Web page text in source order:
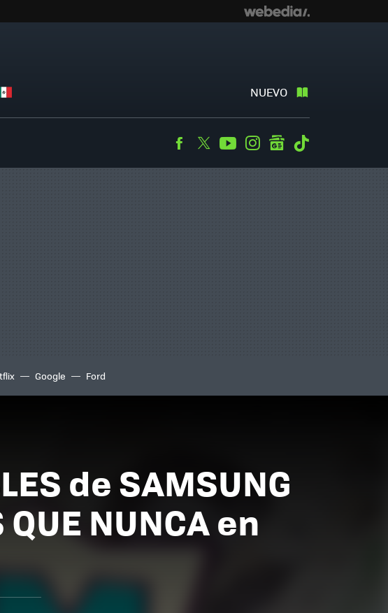
NUEVO
Facebook
TwitterYoutubeInstagramgooglenews
Google Ford
de SAMSUNG
NUNCA en